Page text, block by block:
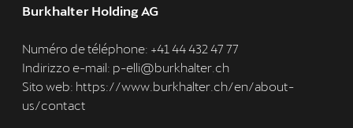
Burkhalter Holding AG
Numéro de téléphone: +41 44 432 47 77
Indirizzo e-mail: p-elli@burkhalter.ch
Sito web: https://www.burkhalter.ch/en/about-
us/contact